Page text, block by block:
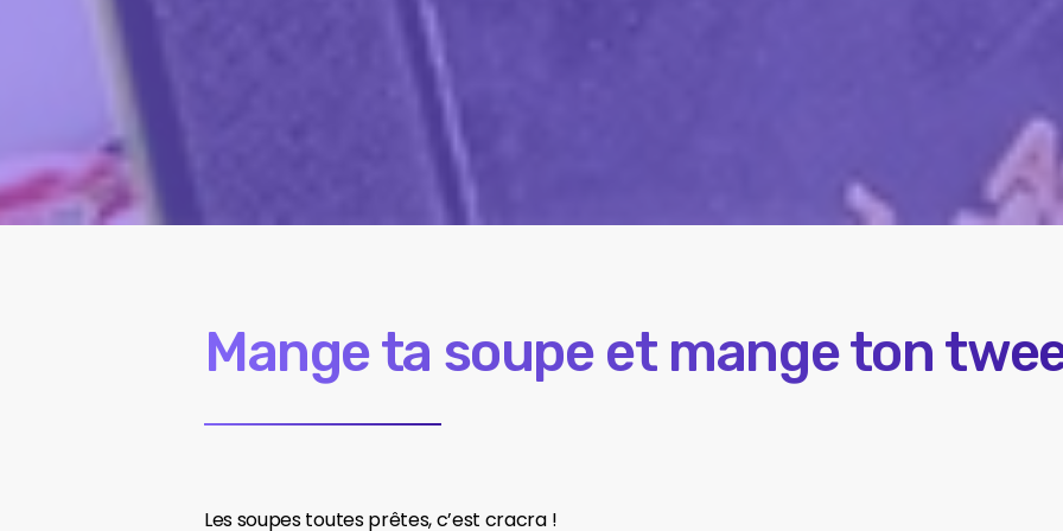
Mange ta soupe et mange ton
Les soupes toutes prêtes, c’est cracra !